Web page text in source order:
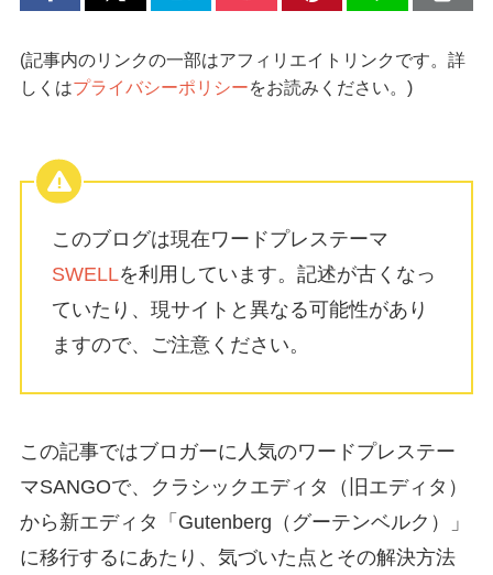
(記事内のリンクの一部はアフィリエイトリンクです。詳
しくはプライバシーポリシーをお読みください。)
このブログは現在ワードプレステーマ
SWELLを利用しています。記述が古くなっ
ていたり、現サイトと異なる可能性があり
ますので、ご注意ください。
この記事ではブロガーに人気のワードプレステー
マSANGOで、クラシックエディタ（旧エディタ）
から新エディタ「Gutenberg（グーテンベルク）」
に移行するにあたり、気づいた点とその解決方法